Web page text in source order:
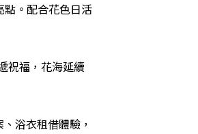
點。配合花色日活
祝福，花海延續
浴衣租借體驗，